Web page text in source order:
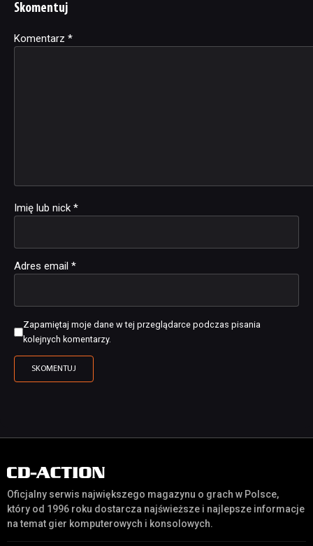
Skomentuj
Komentarz *
Imię lub nick *
Adres email *
Zapamiętaj moje dane w tej przeglądarce podczas pisania
kolejnych komentarzy.
Alternative:
Oficjalny serwis największego magazynu o grach w Polsce,
który od 1996 roku dostarcza najświeższe i najlepsze informacje
na temat gier komputerowych i konsolowych.